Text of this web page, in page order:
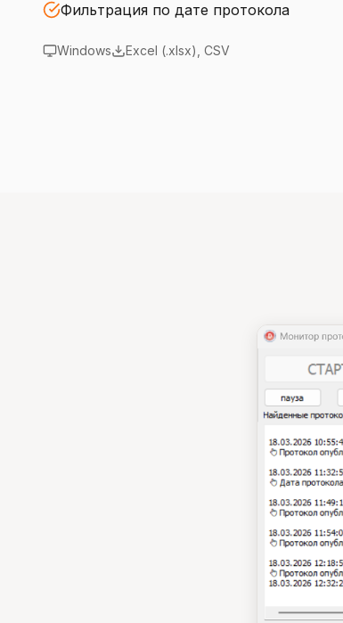
Фильтрация по дате протокола
Windows Excel (.xlsx), CSV